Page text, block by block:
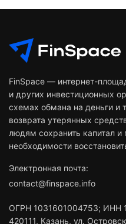
FinSpace — интернет-
и других инвестиционных
схемах обмана на деньги
возврата утерянных
людям сохранить капитал и
необходимости
Электронная почта:
contact@finspace.info
ОГРН 1031601004753; ИНН
420111, Казань, ул.